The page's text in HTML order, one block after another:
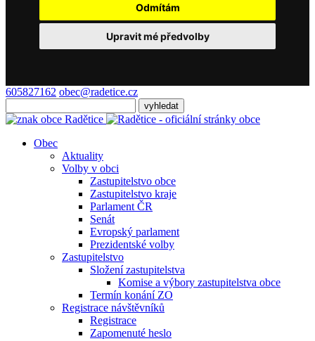
Odmítám
Upravit mé předvolby
605827162 obec@radetice.cz
Obec
Aktuality
Volby v obci
Zastupitelstvo obce
Zastupitelstvo kraje
Parlament ČR
Senát
Evropský parlament
Prezidentské volby
Zastupitelstvo
Složení zastupitelstva
Komise a výbory zastupitelstva obce
Termín konání ZO
Registrace návštěvníků
Registrace
Zapomenuté heslo